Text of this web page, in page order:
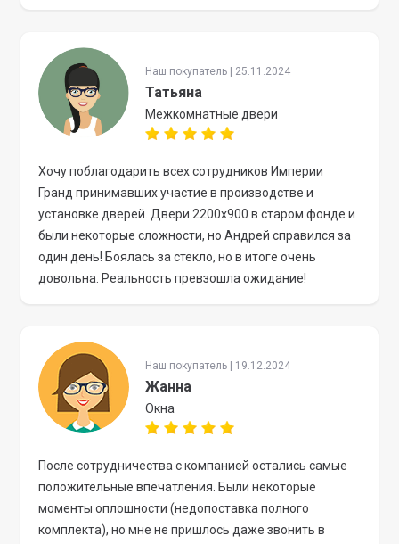
Наш покупатель | 25.11.2024
Татьяна
Межкомнатные двери
Хочу поблагодарить всех сотрудников Империи
Гранд принимавших участие в производстве и
установке дверей. Двери 2200х900 в старом фонде и
были некоторые сложности, но Андрей справился за
один день! Боялась за стекло, но в итоге очень
довольна. Реальность превзошла ожидание!
Наш покупатель | 19.12.2024
Жанна
Окна
После сотрудничества с компанией остались самые
положительные впечатления. Были некоторые
моменты оплошности (недопоставка полного
комплекта), но мне не пришлось даже звонить в